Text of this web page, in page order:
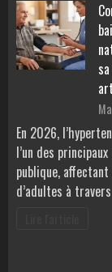
En 2026,
l’un des
publique,
d’adultes à